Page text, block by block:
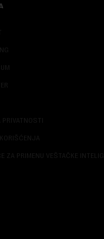
PRIVATNOSTI
ZA PRIMENU VEŠTAČKE